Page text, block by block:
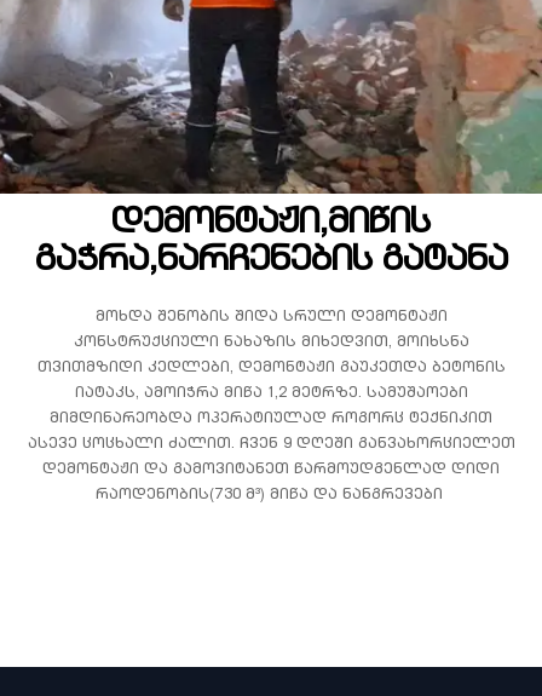
დემონტაჟი,მიწის
გაჭრა,ნარჩენების გატანა
მოხდა შენობის შიდა სრული დემონტაჟი
კონსტრუქციული ნახაზის მიხედვით, მოიხსნა
თვითმზიდი კედლები, დემონტაჟი გაუკეთდა ბეტონის
იატაკს, ამოიჭრა მიწა 1,2 მეტრზე. სამუშაოები
მიმდინარეობდა ოპერატიულად როგორც ტექნიკით
ასევე ცოცხალი ძალით. ჩვენ 9 დღეში განვახორციელეთ
დემონტაჟი და გამოვიტანეთ წარმოუდგენლად დიდი
რაოდენობის(730 მ³) მიწა და ნანგრევები